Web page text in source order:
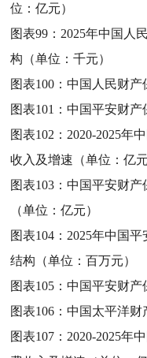
位：亿元）
图表99： 2025年中国人
构（单位：千元）
图表100：中国人民财产
图表101：中国平安财产
图表102： 2020-2025年
收入及增速（单位：亿元
图表103：中国平安财产
（单位：亿元）
图表104： 2025年中国
结构（单位：百万元）
图表105：中国平安财产
图表106：中国太平洋财
图表107： 2020-2025年